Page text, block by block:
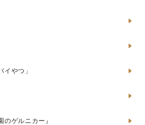
イやつ」
ゲルニカー』